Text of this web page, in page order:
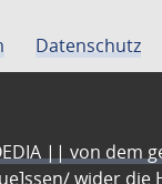
Datenschutz
|| von dem
wider die